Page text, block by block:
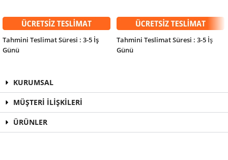
Tahmini Teslimat Süresi : 3-5 İş
Günü
Tahmini Teslimat Süresi : 3-5 İş
Günü
KURUMSAL
MÜŞTERİ İLİŞKİLERİ
ÜRÜNLER